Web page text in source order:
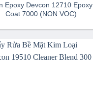
Epoxy Devcon 12710 Epoxy
Coat 7000 (NON VOC)